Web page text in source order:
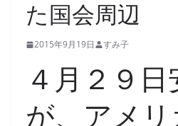
た国会周辺
2015年9月19日 すみ子
４月２９
が、アメ